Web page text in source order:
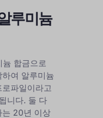
루미늄
합금으로
여 알루미늄
파일이라고
니다. 둘 다
는 20년 이상